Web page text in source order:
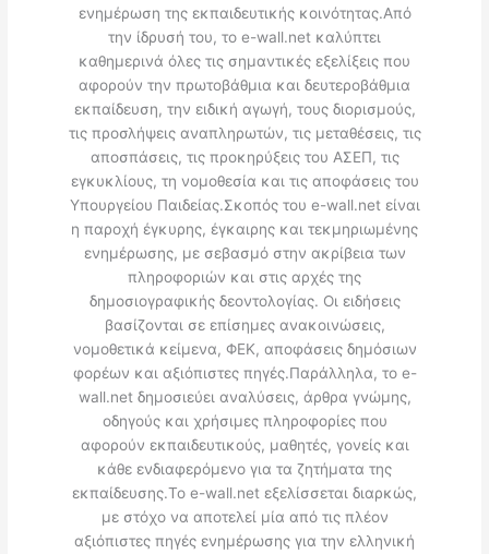
ενημέρωση της εκπαιδευτικής κοινότητας.Από
την ίδρυσή του, το e-wall.net καλύπτει
καθημερινά όλες τις σημαντικές εξελίξεις που
αφορούν την πρωτοβάθμια και δευτεροβάθμια
εκπαίδευση, την ειδική αγωγή, τους διορισμούς,
τις προσλήψεις αναπληρωτών, τις μεταθέσεις, τις
αποσπάσεις, τις προκηρύξεις του ΑΣΕΠ, τις
εγκυκλίους, τη νομοθεσία και τις αποφάσεις του
Υπουργείου Παιδείας.Σκοπός του e-wall.net είναι
η παροχή έγκυρης, έγκαιρης και τεκμηριωμένης
ενημέρωσης, με σεβασμό στην ακρίβεια των
πληροφοριών και στις αρχές της
δημοσιογραφικής δεοντολογίας. Οι ειδήσεις
βασίζονται σε επίσημες ανακοινώσεις,
νομοθετικά κείμενα, ΦΕΚ, αποφάσεις δημόσιων
φορέων και αξιόπιστες πηγές.Παράλληλα, το e-
wall.net δημοσιεύει αναλύσεις, άρθρα γνώμης,
οδηγούς και χρήσιμες πληροφορίες που
αφορούν εκπαιδευτικούς, μαθητές, γονείς και
κάθε ενδιαφερόμενο για τα ζητήματα της
εκπαίδευσης.Το e-wall.net εξελίσσεται διαρκώς,
με στόχο να αποτελεί μία από τις πλέον
αξιόπιστες πηγές ενημέρωσης για την ελληνική